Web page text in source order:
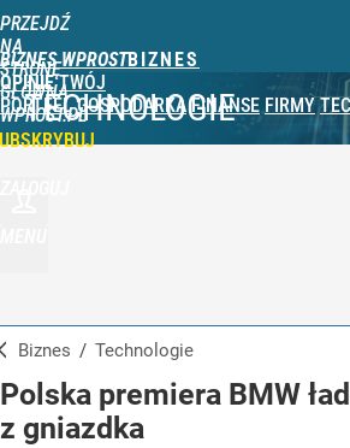
PRZEJDŹ
NA
STRONĘ
GŁÓWNĄ
WPROST.PL
BIZNES WPROST
OPINIE TWÓJ
PORTFEL GOSPODARKA FINANSE FIRMY
TECHNOLOGIE
Biznes / Technologie
Polska premiera BMW
z gniazdka